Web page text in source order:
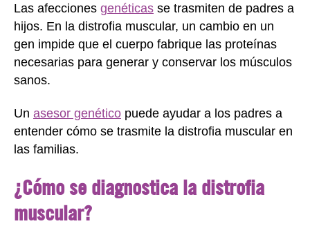
Las afecciones genéticas se trasmiten de padres a
hijos. En la distrofia muscular, un cambio en un
gen impide que el cuerpo fabrique las proteínas
necesarias para generar y conservar los músculos
sanos.
Un asesor genético puede ayudar a los padres a
entender cómo se trasmite la distrofia muscular en
las familias.
¿Cómo se diagnostica la distrofia
muscular?